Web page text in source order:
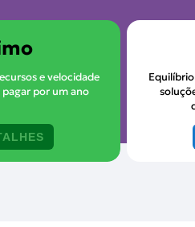
e velocidade
pagar por um ano